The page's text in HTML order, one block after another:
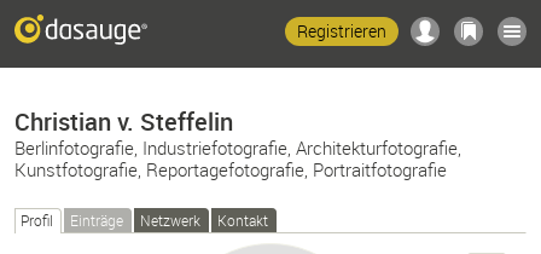
Registrieren
Christian v. Steffelin
Berlinfotografie, Industriefotografie, Architekturfotografie,
Kunstfotografie, Reportagefotografie, Portraitfotografie
Profil Einträge Netzwerk Kontakt